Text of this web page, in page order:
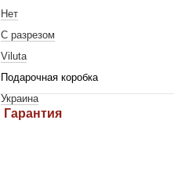
Нет
С разрезом
Viluta
Подарочная коробка
Украина
Гарантия